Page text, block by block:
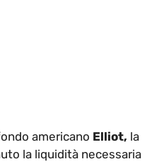
americano Elliot, la
la liquidità necessaria